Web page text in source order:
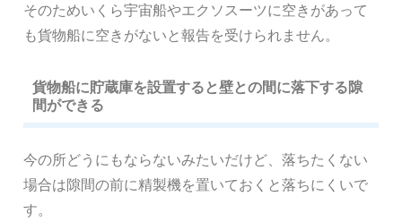
そのためいくら宇宙船やエクソスーツに空きがあって
も貨物船に空きがないと報告を受けられません。
貨物船に貯蔵庫を設置すると壁との間に落下する隙
間ができる
今の所どうにもならないみたいだけど、落ちたくない
場合は隙間の前に精製機を置いておくと落ちにくいで
す。